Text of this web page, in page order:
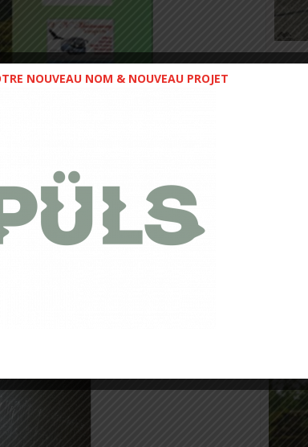
d’abord, une météo plus que
Et un soutien à l’association très
le parcours et à l’arrivée, nouveau
chanson (un Maloya) composée
d’envie donc au départ à Saint
sous une pluie battante avant les
un ami sur le chemin et une
encombre.
NOUVEAU NOM & NOUVEAU PROJET